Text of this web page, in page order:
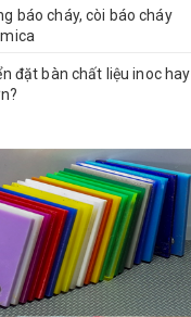
báo cháy, còi báo cháy
đặt bàn chất liệu inoc hay